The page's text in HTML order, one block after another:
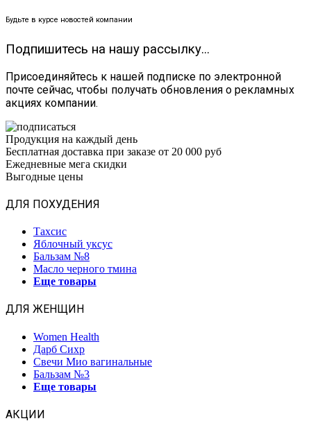
Будьте в курсе новостей компании
Подпишитесь на нашу рассылку...
Присоединяйтесь к нашей подписке по электронной
почте сейчас, чтобы получать обновления о рекламных
акциях компании.
Продукция на каждый день
Бесплатная доставка при заказе от 20 000 руб
Ежедневные мега скидки
Выгодные цены
ДЛЯ ПОХУДЕНИЯ
Тахсис
Яблочный уксус
Бальзам №8
Масло черного тмина
Еще товары
ДЛЯ ЖЕНЩИН
Women Health
Дарб Сихр
Свечи Мио вагинальные
Бальзам №3
Еще товары
АКЦИИ